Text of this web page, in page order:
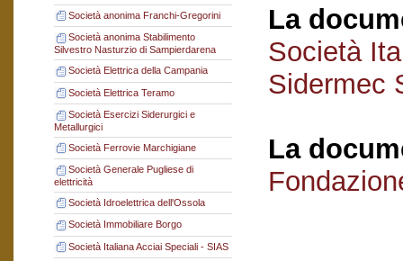
Società anonima Franchi-Gregorini
Società anonima Stabilimento
Silvestro Nasturzio di Sampierdarena
Società Elettrica della Campania
Società Elettrica Teramo
Società Esercizi Siderurgici e
Metallurgici
Società Ferrovie Marchigiane
Società Generale Pugliese di
elettricità
Società Idroelettrica dell'Ossola
Società Immobiliare Borgo
Società Italiana Acciai Speciali - SIAS
La
Società
Sidermec
La